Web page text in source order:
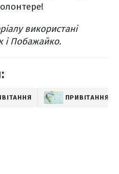
використані
і Побажайко.
ПРИВІТАННЯ З